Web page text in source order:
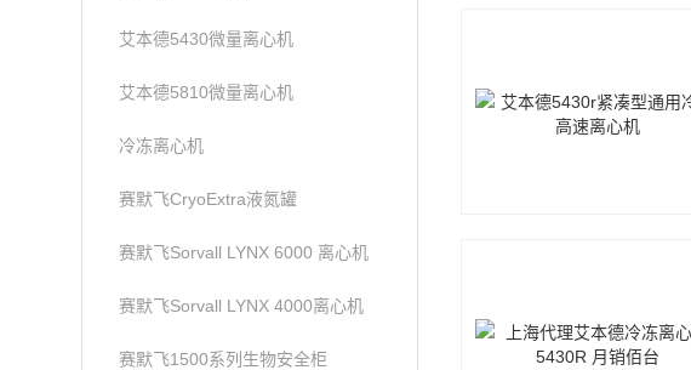
艾本德5430微量离心机
艾本德5810微量离心机
冷冻离心机
赛默飞CryoExtra液氮罐
赛默飞Sorvall LYNX 6000 离心机
赛默飞Sorvall LYNX 4000离心机
赛默飞1500系列生物安全柜